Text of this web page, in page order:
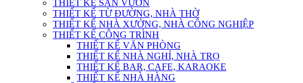
THIẾT KẾ SÂN VƯỜN
THIẾT KẾ TỪ ĐƯỜNG, NHÀ THỜ
THIẾT KẾ NHÀ XƯỞNG, NHÀ CÔNG NGHIỆP
THIẾT KẾ CÔNG TRÌNH
THIẾT KẾ VĂN PHÒNG
THIẾT KẾ NHÀ NGHỈ, NHÀ TRỌ
THIẾT KẾ BAR, CAFE, KARAOKE
THIẾT KẾ NHÀ HÀNG